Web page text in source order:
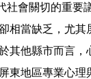
會關切的重要
相當缺乏，尤其
其他縣市而言，
東地區專業心理